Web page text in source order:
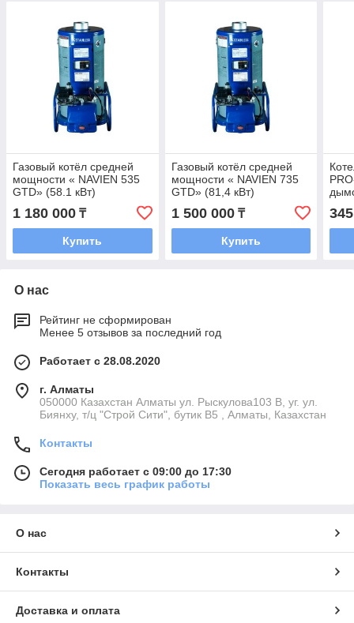
Газовый котёл средней
мощности « NAVIEN 535
GTD» (58.1 кВт)
1 180 000 ₸
Купить
Газовый котёл средней
мощности « NAVIEN 735
GTD» (81,4 кВт)
1 500 000₸
Купить
О нас
Рейтинг не сформирован
Менее 5 отзывов за последний год
Работает с 28.08.2020
г. Алматы
050000 Казахстан Алматы ул. Рыскулова103 В, уг. ул.
Биянху, т/ц "Строй Сити", бутик В5 , Алматы, Казахстан
Контакты
Сегодня работает с 09:00 до 17:30
Показать весь график работы
О нас
Контакты
Доставка и оплата